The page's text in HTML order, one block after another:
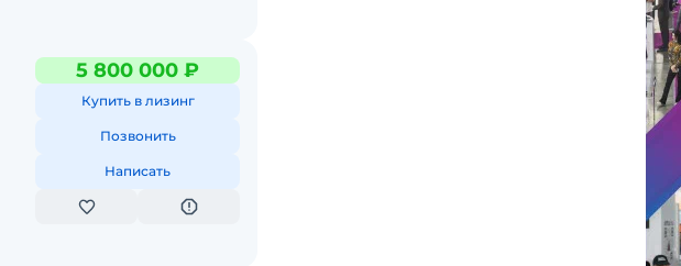
5 800 000 ₽
Купить в лизинг
Позвонить
Написать